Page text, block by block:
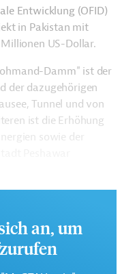
Entwicklung (OFID)
in Pakistan mit
US-Dollar.
Damm" ist der
der dazugehörigen
Tunnel und von
ist die Erhöhung
sowie der
gegenüber
an, um